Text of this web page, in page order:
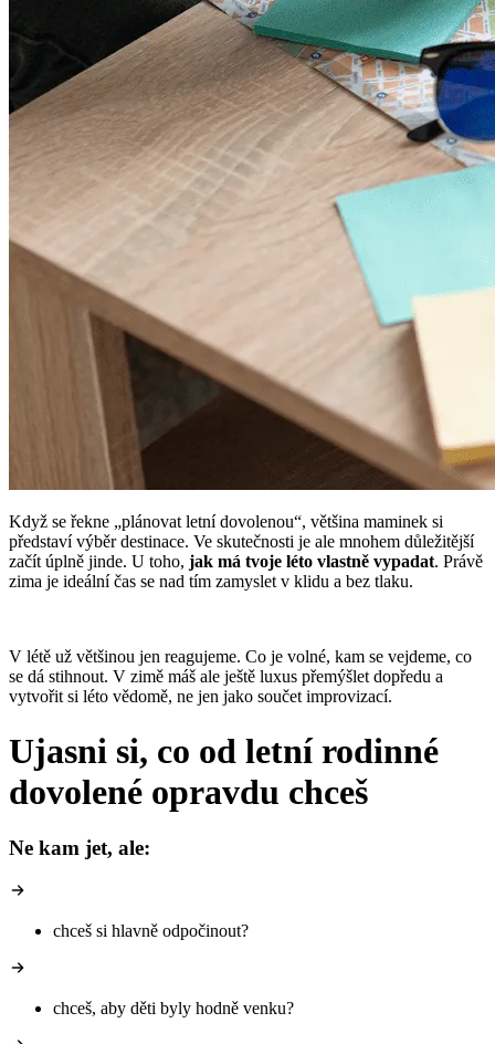
Když se řekne „plánovat letní dovolenou“, většina maminek si
představí výběr destinace. Ve skutečnosti je ale mnohem důležitější
začít úplně jinde. U toho, jak má tvoje léto vlastně vypadat. Právě
zima je ideální čas se nad tím zamyslet v klidu a bez tlaku.
V létě už většinou jen reagujeme. Co je volné, kam se vejdeme, co
se dá stihnout. V zimě máš ale ještě luxus přemýšlet dopředu a
vytvořit si léto vědomě, ne jen jako součet improvizací.
Ujasni si, co od letní rodinné
dovolené opravdu chceš
Ne kam jet, ale:
chceš si hlavně odpočinout?
chceš, aby děti byly hodně venku?